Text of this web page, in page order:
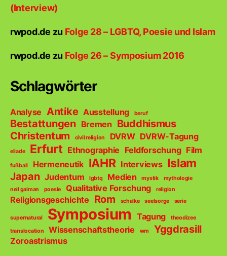
(Interview)
rwpod.de zu Folge 28 – LGBTQ, Poesie und Islam
rwpod.de zu Folge 26 – Symposium 2016
Schlagwörter
Analyse Antike Ausstellung beruf
Bestattungen Bremen Buddhismus
Christentum
civil religion DVRW DVRW-Tagung
eliade Erfurt Ethnographie Feldforschung Film
fußball Hermeneutik IAHR Interviews Islam
Japan Judentum lgbtq Medien mystik
mythologie
neil gaiman
poesie Qualitative Forschung religion
Religionsgeschichte Rom schalke seelsorge serie
supernatural Symposium Tagung
theodizee
translocation
Wissenschaftstheorie wm Yggdrasill
Zoroastrismus